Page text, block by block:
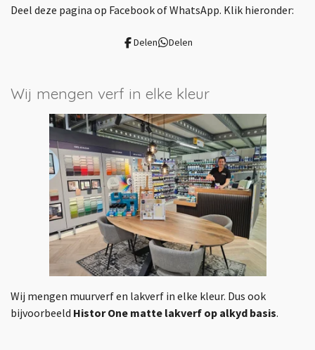
c
k
s
a
m
n
n
Deel deze pagina op Facebook of WhatsApp. Klik hieronder:
Delen Delen
Wij mengen verf in elke kleur
Wij mengen muurverf en lakverf in elke kleur. Dus ook
bijvoorbeeld Histor One matte lakverf op alkyd basis.